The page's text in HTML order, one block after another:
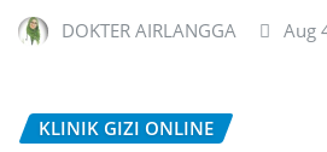
DOKTER AIRLANGGA Aug
KLINIK GIZI ONLINE